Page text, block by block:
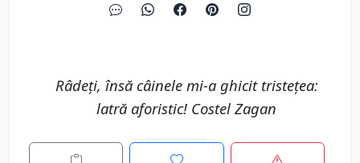
Râdeţi, însă câinele mi-a ghicit tristeţea:
latră aforistic! Costel Zagan